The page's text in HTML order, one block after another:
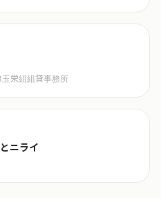
栄組組貸事務所
ニライ